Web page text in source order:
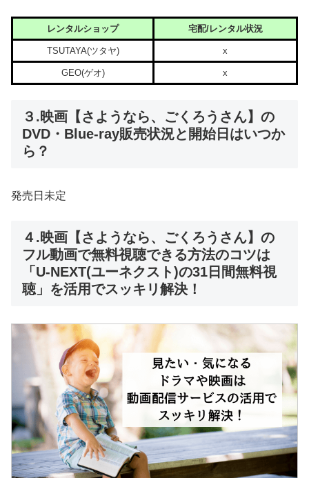
レンタルショップ 宅配/レンタル状況
TSUTAYA(ツタヤ) x
GEO(ゲオ) x
３.映画【さようなら、ごくろうさん】の
DVD・Blue-ray販売状況と開始日はいつか
ら？
発売日未定
４.映画【さようなら、ごくろうさん】の
フル動画で無料視聴できる方法のコツは
「U-NEXT(ユーネクスト)の31日間無料視
聴」を活用でスッキリ解決！